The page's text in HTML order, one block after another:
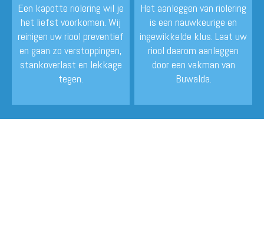
Een kapotte riolering wil je
het liefst voorkomen. Wij
reinigen uw riool preventief
en gaan zo verstoppingen,
stankoverlast en lekkage
tegen.
Het aanleggen van riolering
is een nauwkeurige en
ingewikkelde klus. Laat uw
riool daarom aanleggen
door een vakman van
Buwalda.